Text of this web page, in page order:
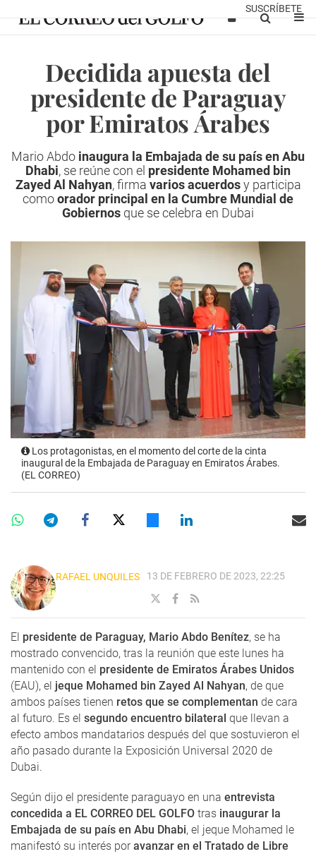
SUSCRÍBETE
Decidida apuesta del
presidente de Paraguay
por Emiratos Árabes
Mario Abdo inaugura la Embajada de su país en Abu
Dhabi, se reúne con el presidente Mohamed bin
Zayed Al Nahyan, firma varios acuerdosy participa
comoorador principal en la Cumbre Mundial de
Gobiernos que se celebra en Dubai
Los protagonistas, en el momento del corte de la cinta
inaugural de la Embajada de Paraguay en Emiratos Árabes.
(EL CORREO)
RAFAEL UNQUILES 13 DE FEBRERO DE 2023, 22:25
El presidente de Paraguay, Mario Abdo Benítez, se ha
mostrado convencido, tras la reunión que este lunes ha
mantenido con el presidente de Emiratos Árabes Unidos
(EAU), el jeque Mohamed bin Zayed Al Nahyan, de que
ambos países tienen retos que se complementan de cara
al futuro. Es el segundo encuentro bilateral que llevan a
efecto ambos mandatarios después del que sostuvieron el
año pasado durante la Exposición Universal 2020 de
Dubai.
Según dijo el presidente paraguayo en una entrevista
concedida a EL CORREO DEL GOLFO tras inaugurar la
Embajada de su país en Abu Dhabi, el jeque Mohamed le
manifestó su interés poravanzar en el Tratado de Libre